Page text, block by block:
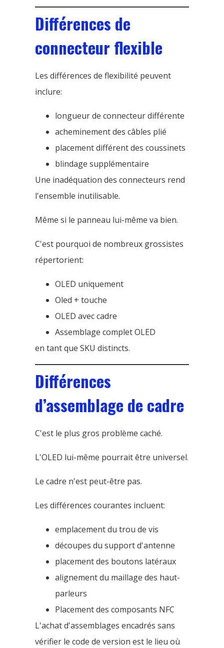
Différences de
connecteur flexible
Les différences de flexibilité peuvent
inclure:
longueur de connecteur différente
acheminement des câbles plié
placement différent des coussinets
blindage supplémentaire
Une inadéquation des connecteurs rend
l'ensemble inutilisable.
Même si le panneau lui-même va bien.
C'est pourquoi de nombreux grossistes
répertorient:
OLED uniquement
Oled + touche
OLED avec cadre
Assemblage complet OLED
en tant que SKU distincts.
Différences
d’assemblage de cadre
C'est le plus gros problème caché.
L'OLED lui-même pourrait être universel.
Le cadre n'est peut-être pas.
Les différences courantes incluent:
emplacement du trou de vis
découpes du support d'antenne
placement des boutons latéraux
alignement du maillage des haut-
parleurs
Placement des composants NFC
L'achat d'assemblages encadrés sans
vérifier le code de version est le lieu où